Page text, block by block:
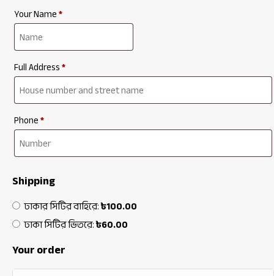
Your Name*
Full Address*
Phone*
Shipping
ঢাকার সিটির বাহিরে:৳100.00
ঢাকা সিটির ভিতরে:৳60.00
Your order